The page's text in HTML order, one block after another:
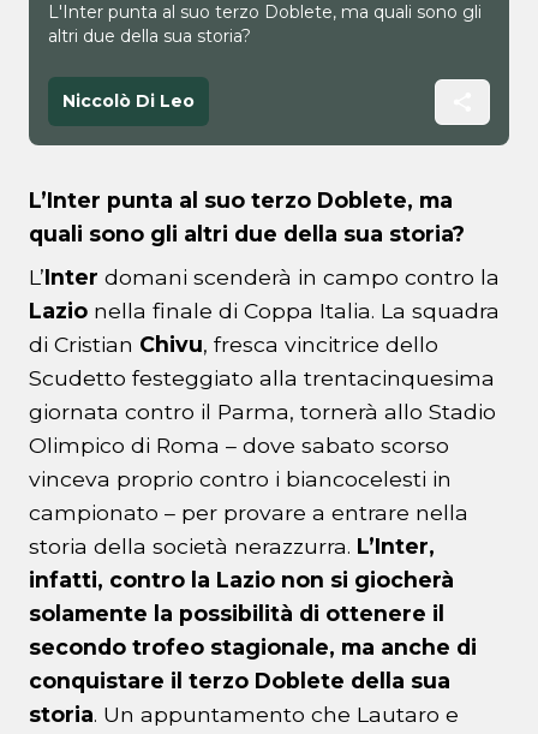
L'Inter punta al suo terzo Doblete, ma quali sono gli
altri due della sua storia?
Niccolò Di Leo
L’Inter punta al suo terzo Doblete, ma
quali sono gli altri due della sua storia?
L’Inter domani scenderà in campo contro la
Lazio nella finale di Coppa Italia. La squadra
di Cristian Chivu, fresca vincitrice dello
Scudetto festeggiato alla trentacinquesima
giornata contro il Parma, tornerà allo Stadio
Olimpico di Roma – dove sabato scorso
vinceva proprio contro i biancocelesti in
campionato – per provare a entrare nella
storia della società nerazzurra. L’Inter,
infatti, contro la Lazio non si giocherà
solamente la possibilità di ottenere il
secondo trofeo stagionale, ma anche di
conquistare il terzo Doblete della sua
storia. Un appuntamento che Lautaro e